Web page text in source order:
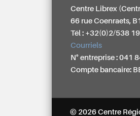
Centre Librex
66 rue Coenraets,
Tél : +32(0)2/538
Courriels
N° entreprise : 041
Compte bancaire:
© 2026 Centre